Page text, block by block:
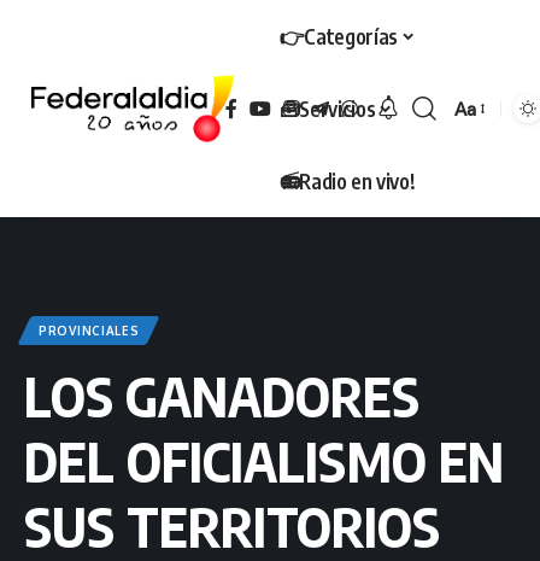
👉Categorías
🧰Servicios
📻Radio en vivo!
Tamaño
Aa
PROVINCIALES
LOS GANADORES
DEL OFICIALISMO EN
SUS TERRITORIOS